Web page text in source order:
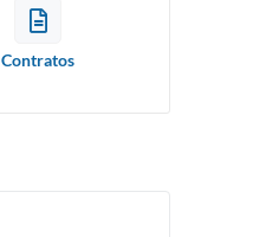
Contratos